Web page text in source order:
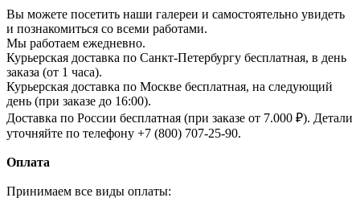
Вы можете посетить наши галереи и самостоятельно увидеть
и познакомиться со всеми работами.
Мы работаем ежедневно.
Курьерская доставка по Санкт-Петербургу бесплатная, в день
заказа (от 1 часа).
Курьерская доставка по Москве бесплатная, на следующий
день (при заказе до 16:00).
Доставка по России бесплатная (при заказе от 7.000 ₽). Детали
уточняйте по телефону +7 (800) 707-25-90.
Оплата
Принимаем все виды оплаты: